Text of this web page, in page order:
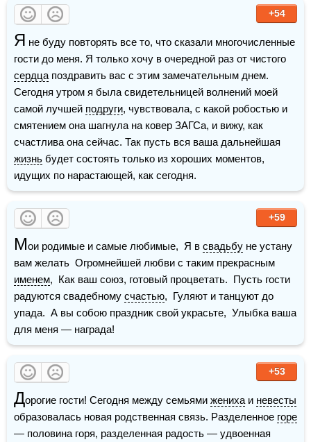
+54
Я не буду повторять все то, что сказали многочисленные
сердца поздравить вас с этим замечательным днем.
Сегодня утром я была свидетельницей волнений моей
самой лучшей подруги, чувствовала, с какой робостью и
смятением она шагнула на ковер ЗАГСа, и вижу, как
жизнь будет состоять только из хороших моментов,
идущих по нарастающей, как сегодня.
+59
Мои родимые и самые любимые,  Я в свадьбу не устану
именем,  Как ваш союз, готовый процветать.  Пусть гости
радуются свадебному счастью,  Гуляют и танцуют до
упада.  А вы собою праздник свой украсьте,  Улыбка ваша
для меня — награда!
+53
Дорогие гости! Сегодня между семьями жениха и невесты
образовалась новая родственная связь. Разделенное горе
— половина горя, разделенная радость — удвоенная